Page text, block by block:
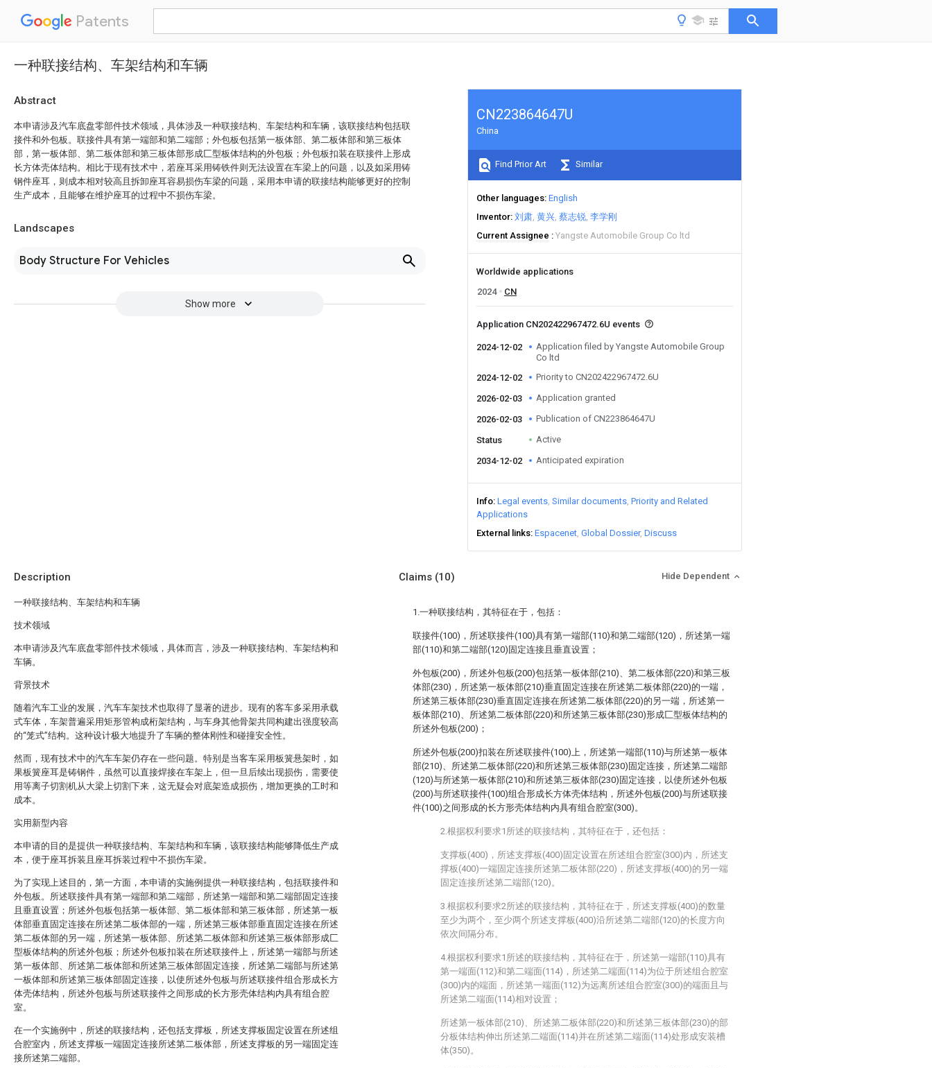
Patents
一种联接结构、车架结构和车辆
Abstract
本申请涉及汽车底盘零部件技术领域，具体涉及一种联接结构、车架结构和车辆，该联接结构包括联
接件和外包板。联接件具有第一端部和第二端部；外包板包括第一板体部、第二板体部和第三板体
部，第一板体部、第二板体部和第三板体部形成匚型板体结构的外包板；外包板扣装在联接件上形成
长方体壳体结构。相比于现有技术中，若座耳采用铸铁件则无法设置在车梁上的问题，以及如采用铸
钢件座耳，则成本相对较高且拆卸座耳容易损伤车梁的问题，采用本申请的联接结构能够更好的控制
生产成本，且能够在维护座耳的过程中不损伤车梁。
Landscapes
Body Structure For Vehicles
Show more
CN223864647U
China
Find Prior Art Similar
Other languages English
Inventor 刘肃 黄兴 蔡志锐 李学刚
Current Assignee
Yangste Automobile Group Co ltd
Worldwide applications
2024
CN
Application CN202422967472.6U events
2024-12-02
Application filed by Yangste Automobile Group
Co ltd
2024-12-02
Priority to CN202422967472.6U
2026-02-03 Application granted
2026-02-03 Publication of CN223864647U
Status Active
2034-12-02 Anticipated expiration
Info Legal events Similar documents Priority and Related
Applications
External links Espacenet Global Dossier Discuss
Description
一种联接结构、车架结构和车辆
技术领域
本申请涉及汽车底盘零部件技术领域，具体而言，涉及一种联接结构、车架结构和
车辆。
背景技术
随着汽车工业的发展，汽车车架技术也取得了显著的进步。现有的客车多采用承载
式车体，车架普遍采用矩形管构成桁架结构，与车身其他骨架共同构建出强度较高
的“笼式”结构。这种设计极大地提升了车辆的整体刚性和碰撞安全性。
然而，现有技术中的汽车车架仍存在一些问题。特别是当客车采用板簧悬架时，如
果板簧座耳是铸钢件，虽然可以直接焊接在车架上，但一旦后续出现损伤，需要使
用等离子切割机从大梁上切割下来，这无疑会对底架造成损伤，增加更换的工时和
成本。
实用新型内容
本申请的目的是提供一种联接结构、车架结构和车辆，该联接结构能够降低生产成
本，便于座耳拆装且座耳拆装过程中不损伤车梁。
为了实现上述目的，第一方面，本申请的实施例提供一种联接结构，包括联接件和
外包板。所述联接件具有第一端部和第二端部，所述第一端部和第二端部固定连接
且垂直设置；所述外包板包括第一板体部、第二板体部和第三板体部，所述第一板
体部垂直固定连接在所述第二板体部的一端，所述第三板体部垂直固定连接在所述
第二板体部的另一端，所述第一板体部、所述第二板体部和所述第三板体部形成匚
型板体结构的所述外包板；所述外包板扣装在所述联接件上，所述第一端部与所述
第一板体部、所述第二板体部和所述第三板体部固定连接，所述第二端部与所述第
一板体部和所述第三板体部固定连接，以使所述外包板与所述联接件组合形成长方
体壳体结构，所述外包板与所述联接件之间形成的长方形壳体结构内具有组合腔
室。
在一个实施例中，所述的联接结构，还包括支撑板，所述支撑板固定设置在所述组
合腔室内，所述支撑板一端固定连接所述第二板体部，所述支撑板的另一端固定连
接所述第二端部。
Claims (10) Hide Dependent
1.一种联接结构，其特征在于，包括：
联接件(100)，所述联接件(100)具有第一端部(110)和第二端部(120)，所述第一端
部(110)和第二端部(120)固定连接且垂直设置；
外包板(200)，所述外包板(200)包括第一板体部(210)、第二板体部(220)和第三板
体部(230)，所述第一板体部(210)垂直固定连接在所述第二板体部(220)的一端，
所述第三板体部(230)垂直固定连接在所述第二板体部(220)的另一端，所述第一
板体部(210)、所述第二板体部(220)和所述第三板体部(230)形成匚型板体结构的
所述外包板(200)；
所述外包板(200)扣装在所述联接件(100)上，所述第一端部(110)与所述第一板体
部(210)、所述第二板体部(220)和所述第三板体部(230)固定连接，所述第二端部
(120)与所述第一板体部(210)和所述第三板体部(230)固定连接，以使所述外包板
(200)与所述联接件(100)组合形成长方体壳体结构，所述外包板(200)与所述联接
件(100)之间形成的长方形壳体结构内具有组合腔室(300)。
2.根据权利要求1所述的联接结构，其特征在于，还包括：
支撑板(400)，所述支撑板(400)固定设置在所述组合腔室(300)内，所述支
撑板(400)一端固定连接所述第二板体部(220)，所述支撑板(400)的另一端
固定连接所述第二端部(120)。
3.根据权利要求2所述的联接结构，其特征在于，所述支撑板(400)的数量
至少为两个，至少两个所述支撑板(400)沿所述第二端部(120)的长度方向
依次间隔分布。
4.根据权利要求1所述的联接结构，其特征在于，所述第一端部(110)具有
第一端面(112)和第二端面(114)，所述第二端面(114)为位于所述组合腔室
(300)内的端面，所述第一端面(112)为远离所述组合腔室(300)的端面且与
所述第二端面(114)相对设置；
所述第一板体部(210)、所述第二板体部(220)和所述第三板体部(230)的部
分板体结构伸出所述第二端面(114)并在所述第二端面(114)处形成安装槽
体(350)。